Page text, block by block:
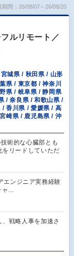
期間：26/08/07～26/08/20
ルリモート／
城県 / 秋田県 / 山形
県 / 東京都 / 神奈川
県 / 岐阜県 / 静岡県
/ 奈良県 / 和歌山県 /
香川県 / 愛媛県 / 高
崎県 / 鹿児島県 / 沖
術的な心臓部とも
リードしていただ
エンジニア実務経験
ャ…
、戦略人事を加速さ